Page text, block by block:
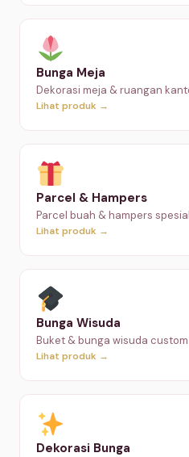
Bunga Meja
Dekorasi meja & ruangan
Lihat produk →
Parcel & Hampers
Parcel buah & hampers spesial
Lihat produk →
Bunga Wisuda
Buket & bunga wisuda custom
Lihat produk →
Dekorasi Bunga